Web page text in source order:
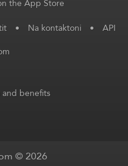
• Na kontaktoni • API
benefits
© 2026